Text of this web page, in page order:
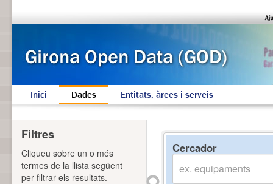
Inici Dades Entitats, àrees i serveis
Cercador
Filtres
Cliqueu sobre un o més
termes de la llista següent
per filtrar els resultats.